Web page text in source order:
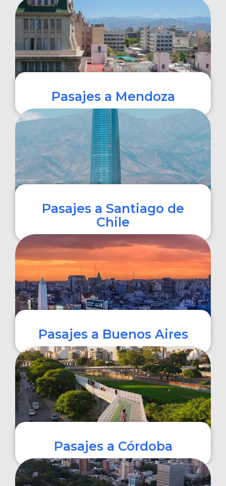
Pasajes a Mendoza
COMPRAR
Pasajes a Santiago de
Chile
Pasajes a Buenos Aires
COMPRAR
Pasajes a Córdoba
COMPRAR